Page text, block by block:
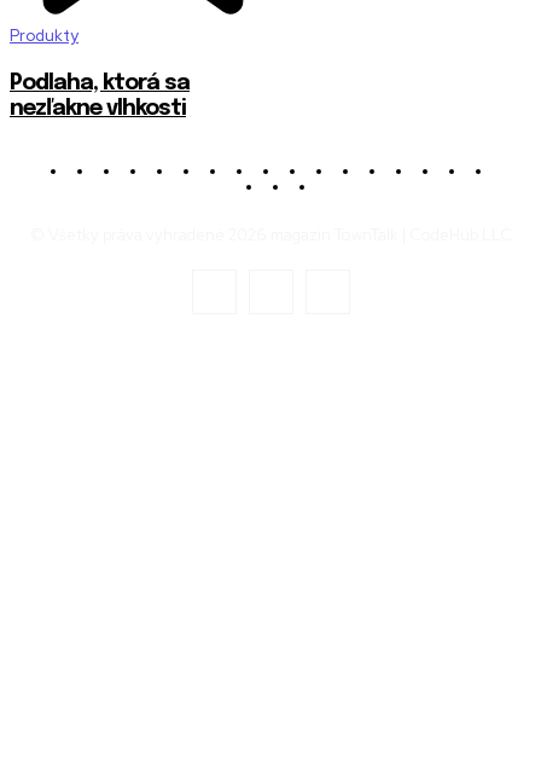
Produkty
Podlaha, ktorá sa
nezľakne vlhkosti